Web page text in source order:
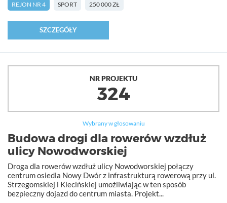
REJON NR 4 SPORT 250 000 ZŁ
SZCZEGÓŁY
NR PROJEKTU
324
Wybrany w głosowaniu
Budowa drogi dla rowerów wzdłuż
ulicy Nowodworskiej
Droga dla rowerów wzdłuż ulicy Nowodworskiej połączy
centrum osiedla Nowy Dwór z infrastrukturą rowerową przy ul.
Strzegomskiej i Klecińskiej umożliwiając w ten sposób
bezpieczny dojazd do centrum miasta. Projekt...